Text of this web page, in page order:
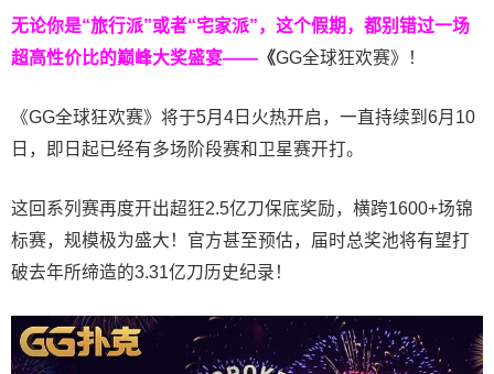
无论你是“旅行派”或者“宅家派”，这个假期，都别错过一场
超高性价比的巅峰大奖盛宴—— 《GG全球狂欢赛》！
《GG全球狂欢赛》将于5月4日火热开启，一直持续到6月10
日，即日起已经有多场阶段赛和卫星赛开打。
这回系列赛再度开出超狂2.5亿刀保底奖励，横跨1600+场锦
标赛，规模极为盛大！官方甚至预估，届时总奖池将有望打
破去年所缔造的3.31亿刀历史纪录！